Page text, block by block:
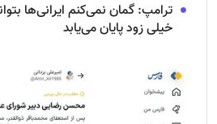
ترامپ: گمان نمی‌کنم ایرانی‌ها
خیلی زود پایان می‌یابد